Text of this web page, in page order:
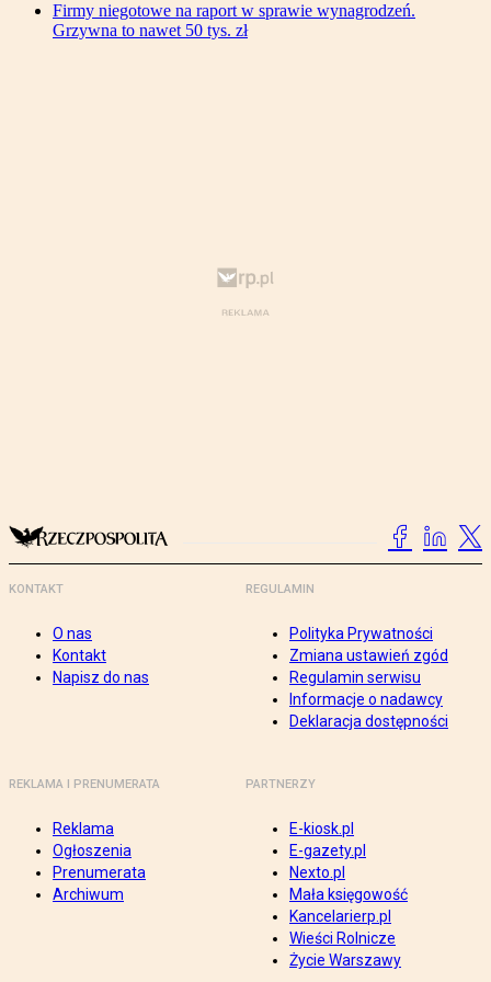
Firmy niegotowe na raport w sprawie wynagrodzeń.
Grzywna to nawet 50 tys. zł
KONTAKT
O nas
Kontakt
Napisz do nas
REGULAMIN
Polityka Prywatności
Zmiana ustawień zgód
Regulamin serwisu
Informacje o nadawcy
Deklaracja dostępności
REKLAMA I PRENUMERATA
Reklama
Ogłoszenia
Prenumerata
Archiwum
PARTNERZY
E-kiosk.pl
E-gazety.pl
Nexto.pl
Mała księgowość
Kancelarierp.pl
Wieści Rolnicze
Życie Warszawy